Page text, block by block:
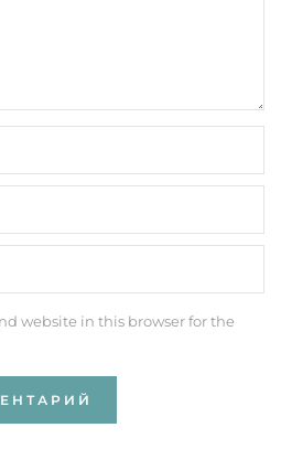
website in this browser for the